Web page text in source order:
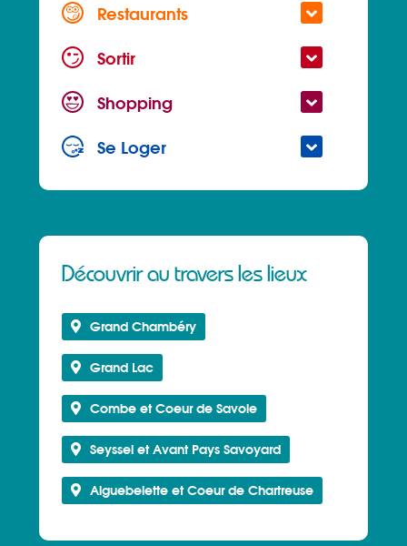
Restaurants
Sortir
Shopping
Se Loger
Découvrir au travers les lieux
Grand Chambéry
Grand Lac
Combe et Coeur de Savoie
Seyssel et Avant Pays Savoyard
Aiguebelette et Coeur de Chartreuse